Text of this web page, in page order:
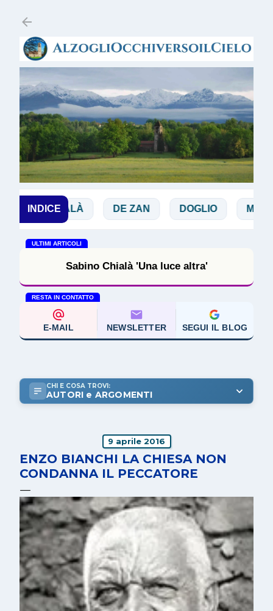
INDICE
CHIALÀ DE ZAN DOGLIO MAGGI
ULTIMI ARTICOLI
Sabino Chialà 'Una luce altra'
RESTA IN CONTATTO
E-MAIL NEWSLETTER SEGUI IL BLOG
CHI E COSA TROVI:
AUTORI e ARGOMENTI
9 aprile 2016
ENZO BIANCHI LA CHIESA NON
CONDANNA IL PECCATORE